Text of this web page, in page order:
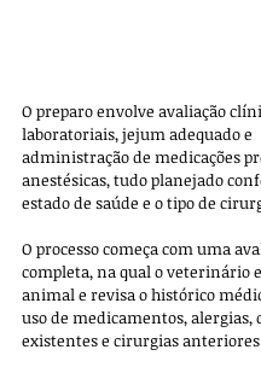
O preparo envolve avaliação
laboratoriais, jejum adequado e
administração de medicações
anestésicas, tudo planejado
estado de saúde e o tipo de
O processo começa com uma
completa, na qual o veterinário
animal e revisa o histórico
uso de medicamentos, alergias,
existentes e cirurgias